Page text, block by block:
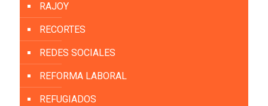
RAJOY
RECORTES
REDES SOCIALES
REFORMA LABORAL
REFUGIADOS